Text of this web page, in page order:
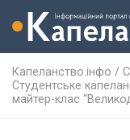
Капеланство.інфо /
Студентське
майтер-клас